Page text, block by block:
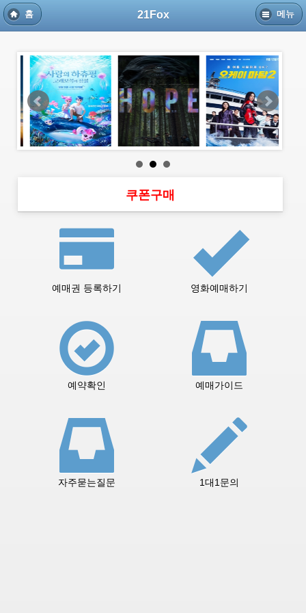
21Fox
홈 메뉴
쿠폰구매
예매권 등록하기 영화예매하기
예약확인 예매가이드
자주묻는질문 1대1문의